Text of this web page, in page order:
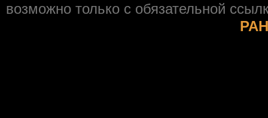
возможно только с обязательной